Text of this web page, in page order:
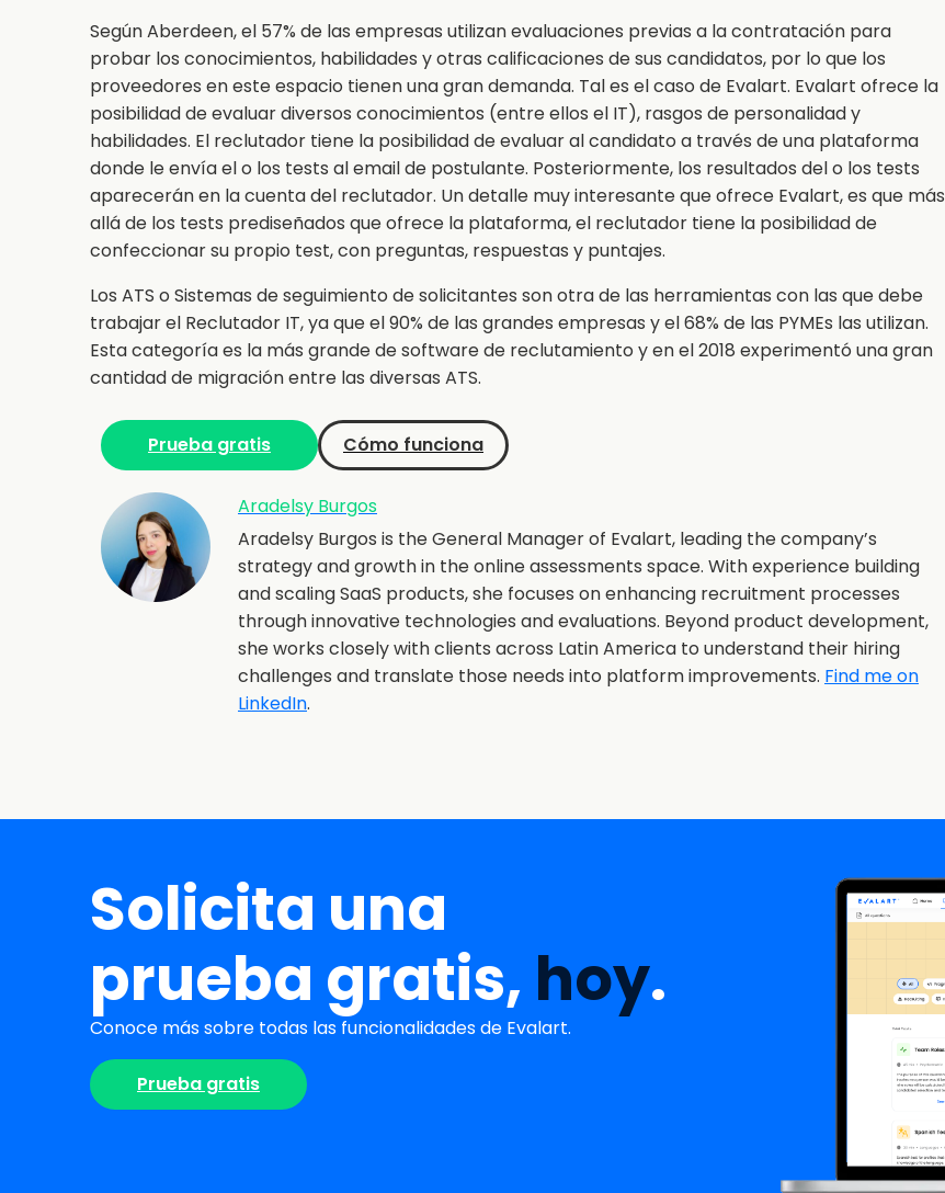
Según Aberdeen, el 57% de las empresas utilizan evaluaciones previas a la contratación para
probar los conocimientos, habilidades y otras calificaciones de sus candidatos, por lo que los
proveedores en este espacio tienen una gran demanda. Tal es el caso de Evalart. Evalart ofrece la
posibilidad de evaluar diversos conocimientos (entre ellos el IT), rasgos de personalidad y
habilidades. El reclutador tiene la posibilidad de evaluar al candidato a través de una plataforma
donde le envía el o los tests al email de postulante. Posteriormente, los resultados del o los tests
aparecerán en la cuenta del reclutador. Un detalle muy interesante que ofrece Evalart, es que más
allá de los tests prediseñados que ofrece la plataforma, el reclutador tiene la posibilidad de
confeccionar su propio test, con preguntas, respuestas y puntajes.
Los ATS o Sistemas de seguimiento de solicitantes son otra de las herramientas con las que debe
trabajar el Reclutador IT, ya que el 90% de las grandes empresas y el 68% de las PYMEs las utilizan.
Esta categoría es la más grande de software de reclutamiento y en el 2018 experimentó una gran
cantidad de migración entre las diversas ATS.
Prueba gratis Cómo funciona
Aradelsy Burgos
Aradelsy Burgos is the General Manager of Evalart, leading the company’s
strategy and growth in the online assessments space. With experience building
and scaling SaaS products, she focuses on enhancing recruitment processes
through innovative technologies and evaluations. Beyond product development,
she works closely with clients across Latin America to understand their hiring
challenges and translate those needs into platform improvements. Find me on
LinkedIn.
Solicita una
prueba gratis, hoy.
Conoce más sobre todas las funcionalidades de Evalart.
Prueba gratis